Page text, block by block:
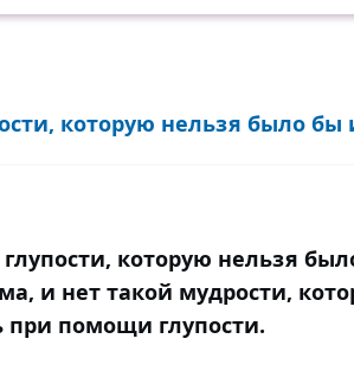
которую нельзя было бы
которую нельзя
и нет такой мудрости,
при помощи глупости.